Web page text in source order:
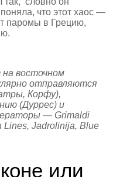
что этот хаос —
паромы в Грецию,
восточном
отправляются
Корфу),
(Дуррес) и
— Grimaldi
Lines, Jadrolinija, Blue
или